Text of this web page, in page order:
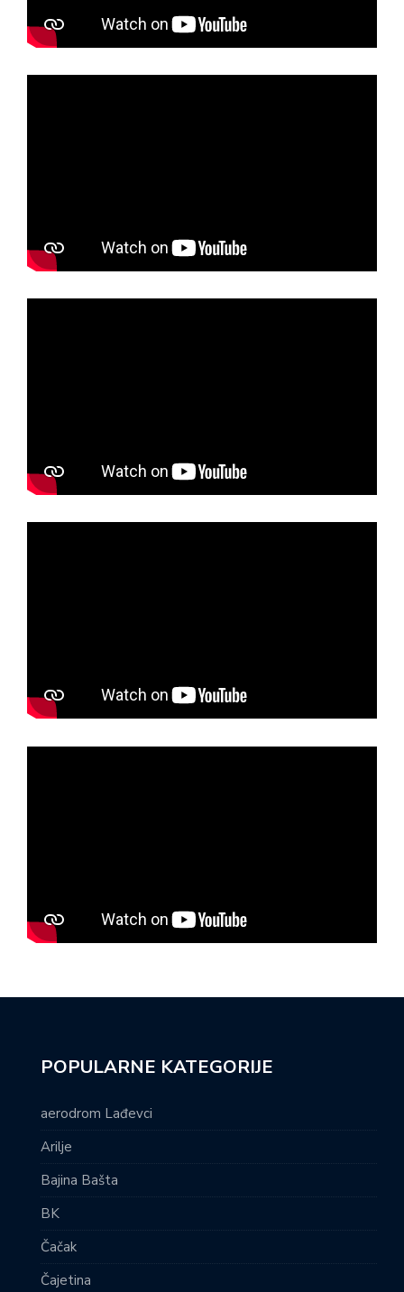
POPULARNE KATEGORIJE
aerodrom Lađevci
Arilje
Bajina Bašta
BK
Čačak
Čajetina